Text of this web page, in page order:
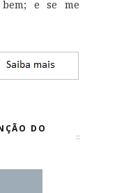
e se me
DO